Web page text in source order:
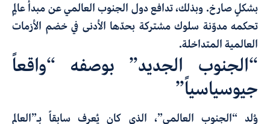
بشكلٍ صارخ. وبذلك، تدافع دول الجنوب العالمي عن مبدأ عالمٍ
تحكمه مدوّنة سلوك مشتركة بحدّها الأدنى في خضم الأزمات
العالمية المتداخلة.
“الجنوب الجديد” بوصفه “واقعاً
جيوسياسياً”
وُلد “الجنوب العالمي”، الذي كان يُعرف سابقاً بـ”العالم